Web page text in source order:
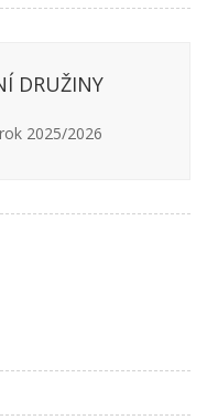
DRUŽINY
2025/2026